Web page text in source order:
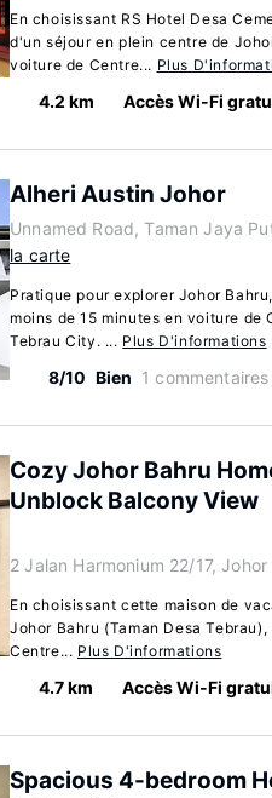
En choisissant RS Hotel Desa
d'un séjour en plein centre de
voiture de Centre... Plus
4.2 km Accès Wi-Fi
Alheri Austin Johor
Unnamed Road, Taman Jaya
la carte
Pratique pour explorer Johor
moins de 15 minutes en voiture de
Tebrau City. ... Plus D'informations
8/10 Bien 1 commentaires
Cozy Johor Bahru
Unblock Balcony View
2 Jalan Harmonium 22/17,
En choisissant cette maison de
Johor Bahru (Taman Desa
Centre... Plus D'informations
4.7 km Accès Wi-Fi
Spacious 4-bedroom